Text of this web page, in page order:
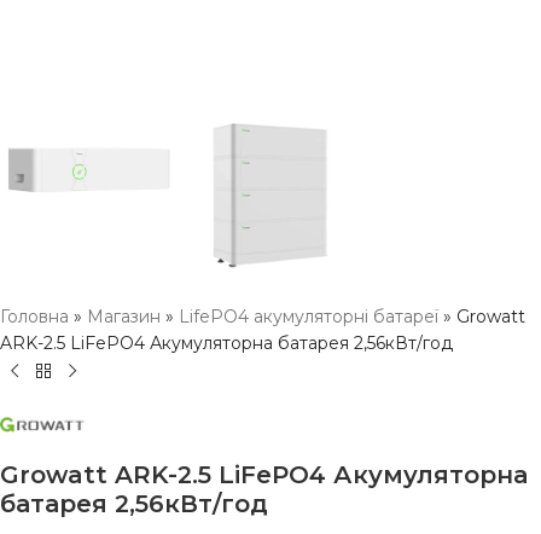
Головна » Магазин » LifePO4 акумуляторні батареї» Growatt
ARK-2.5 LiFePO4 Акумуляторна батарея 2,56кВт/год
Growatt ARK-2.5 LiFePO4 Акумуляторна
батарея 2,56кВт/год